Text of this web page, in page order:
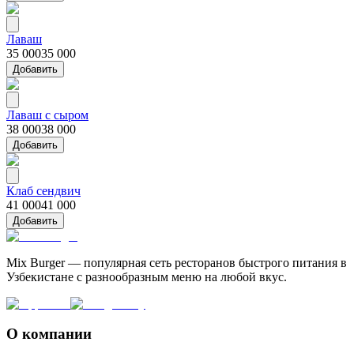
Лаваш
35 00035 000
Добавить
Лаваш с сыром
38 00038 000
Добавить
Клаб сендвич
41 00041 000
Добавить
Mix Burger — популярная сеть ресторанов быстрого питания в
Узбекистане с разнообразным меню на любой вкус.
О компании